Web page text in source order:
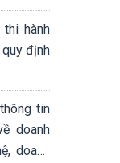
hành
định
tin
doanh
doanh